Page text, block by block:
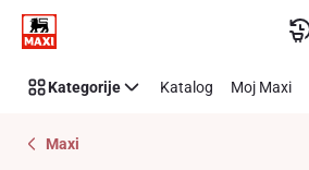
Preskoči link
Kategorije Katalog Moj Maxi
Maxi